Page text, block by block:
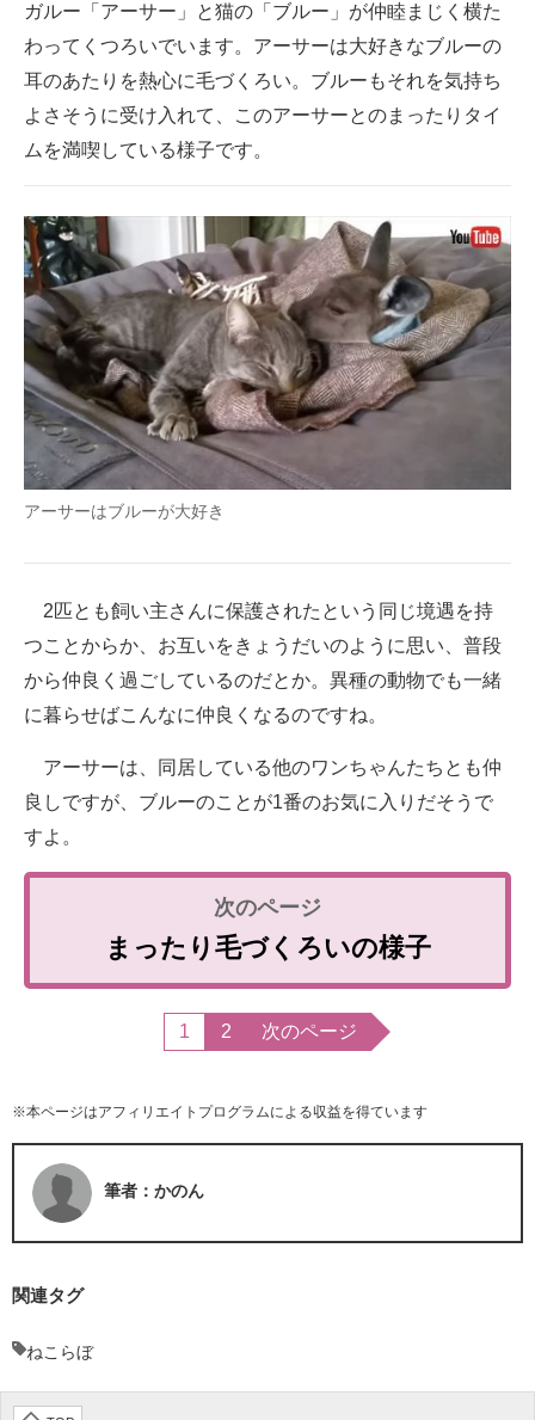
製造業のIT導入・活用を支援
エレクトロニクス専門サイト
エネルギーの専門メディア
建設×テクノロジーの最前線
ちょっと気になるネットの話題
ガルー「アーサー」と猫の「ブルー」が仲睦まじく横た
わってくつろいでいます。アーサーは大好きなブルーの
耳のあたりを熱心に毛づくろい。ブルーもそれを気持ち
よさそうに受け入れて、このアーサーとのまったりタイ
ムを満喫している様子です。
アーサーはブルーが大好き
2匹とも飼い主さんに保護されたという同じ境遇を持
つことからか、お互いをきょうだいのように思い、普段
から仲良く過ごしているのだとか。異種の動物でも一緒
に暮らせばこんなに仲良くなるのですね。
アーサーは、同居している他のワンちゃんたちとも仲
良しですが、ブルーのことが1番のお気に入りだそうで
すよ。
まったり毛づくろいの様子
1 2 次のページ
※本ページはアフィリエイトプログラムによる収益を得ています
筆者：かのん
関連タグ
ねこらぼ